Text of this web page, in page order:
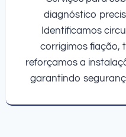
diagnóstico
Identificamos
corrigimos fiação,
reforçamos a
garantindo